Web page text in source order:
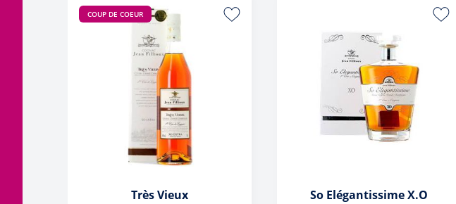
COUP DE COEUR
Très Vieux So Elégantissime X.O